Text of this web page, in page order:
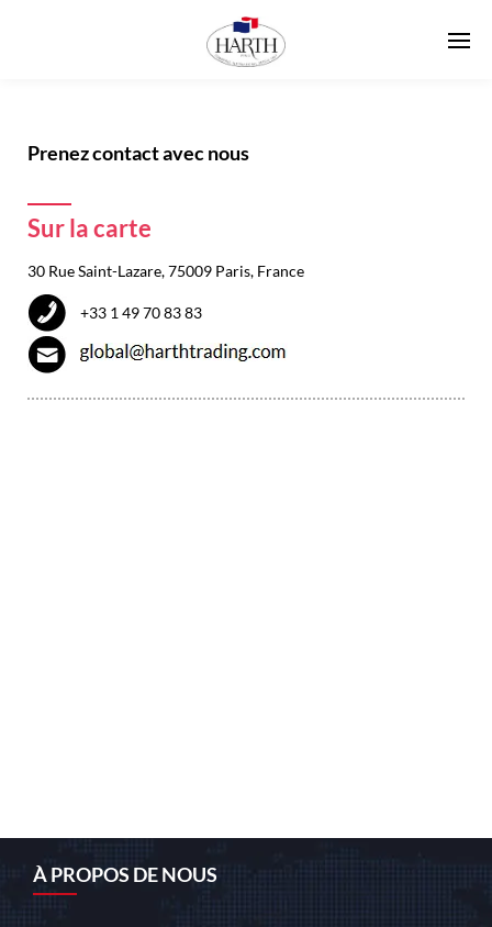
Prenez contact avec nous
Sur la carte
30 Rue Saint-Lazare, 75009 Paris, France
+33 1 49 70 83 83
À PROPOS DE NOUS